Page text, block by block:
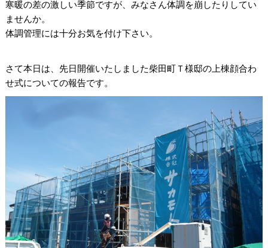
寒暖の差の激しい季節ですが、みなさん体調を崩したりしてい
ませんか。
体調管理には十分お気を付け下さい。
さて本日は、先日開催いたしました柴田町Ｔ様邸の上棟顔合わ
せ式についての報告です。